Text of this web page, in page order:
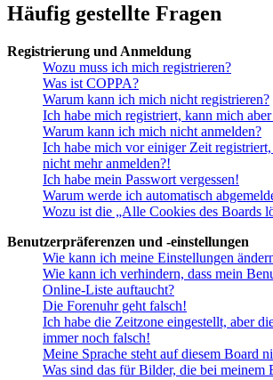
Häufig gestellte Fragen
Registrierung und Anmeldung
Wozu muss ich mich registrieren?
Was ist COPPA?
Warum kann ich mich nicht registrieren?
Ich habe mich registriert, kann mich
Warum kann ich mich nicht anmelden?
Ich habe mich vor einiger Zeit
nicht mehr anmelden?!
Ich habe mein Passwort vergessen!
Warum werde ich automatisch
Wozu ist die „Alle Cookies des Boards
Benutzerpräferenzen und -einstellungen
Wie kann ich meine Einstellungen
Wie kann ich verhindern, dass mein
Online-Liste auftaucht?
Die Forenuhr geht falsch!
Ich habe die Zeitzone eingestellt, aber
immer noch falsch!
Meine Sprache steht auf diesem Board
Was sind das für Bilder, die bei meinem